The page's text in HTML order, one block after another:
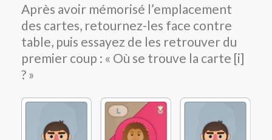
Après avoir mémorisé l’emplacement
des cartes, retournez-les face contre
table, puis essayez de les retrouver du
premier coup : « Où se trouve la carte [i]
? »